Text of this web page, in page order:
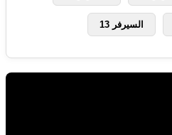
السيرفر 13